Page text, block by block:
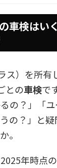
車検はい
ス）を所有
との車検で
の？」「
の？」と
。
年時点の